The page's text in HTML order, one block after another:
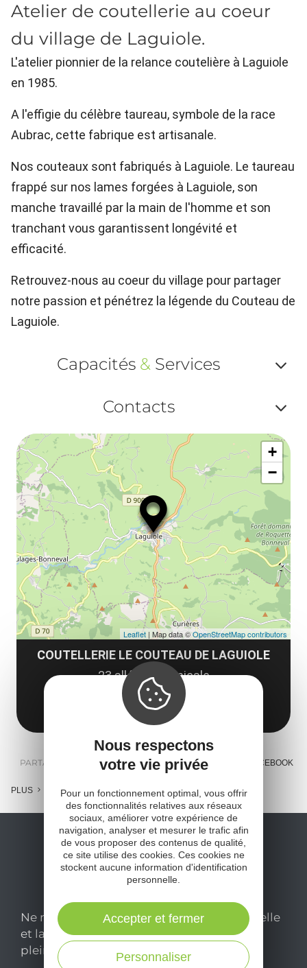
Atelier de coutellerie au coeur
du village de Laguiole.
L'atelier pionnier de la relance coutelière à Laguiole
en 1985.
A l'effigie du célèbre taureau, symbole de la race
Aubrac, cette fabrique est artisanale.
Nos couteaux sont fabriqués à Laguiole. Le taureau
frappé sur nos lames forgées à Laguiole, son
manche travaillé par la main de l'homme et son
tranchant vous garantissent longévité et
efficacité.
Retrouvez-nous au coeur du village pour partager
notre passion et pénétrez la légende du Couteau de
Laguiole.
Capacités & Services
ou
Contacts
ou
COUTELLERIE LE COUTEAU DE LAGUIOLE
23 allée de l'Amicale
12210 Laguiole
Obtenir l'itinéraire
+
−
Leaflet | Map data ©OpenStreetMap contributors
PARTAGER : E-MAIL MESSENGER FACEBOOK
PLUS
Ne manquez pas notre newsletter mensuelle
et laissez-vous inspirer pour profiter
pleinement de votre séjour en Aveyron.
Nous respectons
votre vie privée
Pour un fonctionnement optimal, vous offrir
des fonctionnalités relatives aux réseaux
sociaux, améliorer votre expérience de
navigation, analyser et mesurer le trafic afin
de vous proposer des contenus de qualité,
ce site utilise des cookies. Ces cookies ne
stockent aucune information d'identification
personnelle.
Personnaliser
Accepter et fermer